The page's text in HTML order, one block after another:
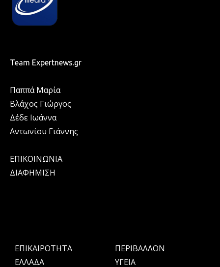
Team Expertnews.gr
Παππά Μαρία
Βλάχος Γιώργος
Δέδε Ιωάννα
Αντωνίου Γιάννης
ΕΠΙΚΟΙΝΩΝΙΑ
ΔΙΑΦΗΜΙΣΗ
ΕΠΙΚΑΙΡΟΤΗΤΑ
ΕΛΛΑΔΑ
ΠΕΡΙΒΑΛΛΟΝ
ΥΓΕΙΑ